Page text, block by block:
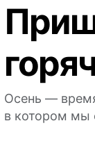
Осень —
в котором мы